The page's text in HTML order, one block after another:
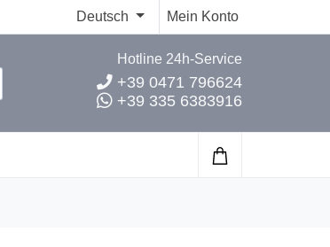
Deutsch Mein Konto
Hotline 24h-Service
+39 0471 796624
+39 335 6383916